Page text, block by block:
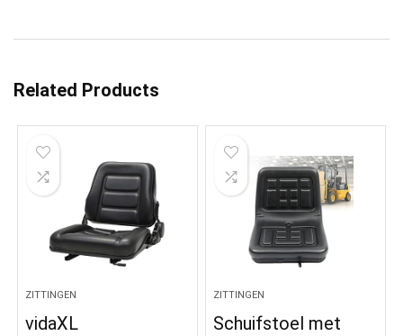
Related Products
ZITTINGEN
vidaXL
ZITTINGEN
Schuifstoel met